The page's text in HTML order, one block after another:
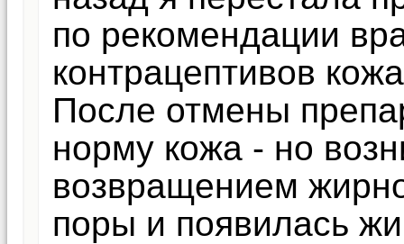
по рекомендации
контрацептивов
После отмены
норму кожа - но
возвращением
поры и появилась